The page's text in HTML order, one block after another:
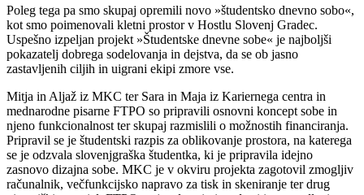
Poleg tega pa smo skupaj opremili novo »študentsko dnevno sobo«,
kot smo poimenovali kletni prostor v Hostlu Slovenj Gradec.
Uspešno izpeljan projekt »Študentske dnevne sobe« je najboljši
pokazatelj dobrega sodelovanja in dejstva, da se ob jasno
zastavljenih ciljih in uigrani ekipi zmore vse.
Mitja in Aljaž iz MKC ter Sara in Maja iz Kariernega centra in
mednarodne pisarne FTPO so pripravili osnovni koncept sobe in
njeno funkcionalnost ter skupaj razmislili o možnostih financiranja.
Pripravil se je študentski razpis za oblikovanje prostora, na katerega
se je odzvala slovenjgraška študentka, ki je pripravila idejno
zasnovo dizajna sobe. MKC je v okviru projekta zagotovil zmogljiv
računalnik, večfunkcijsko napravo za tisk in skeniranje ter drug